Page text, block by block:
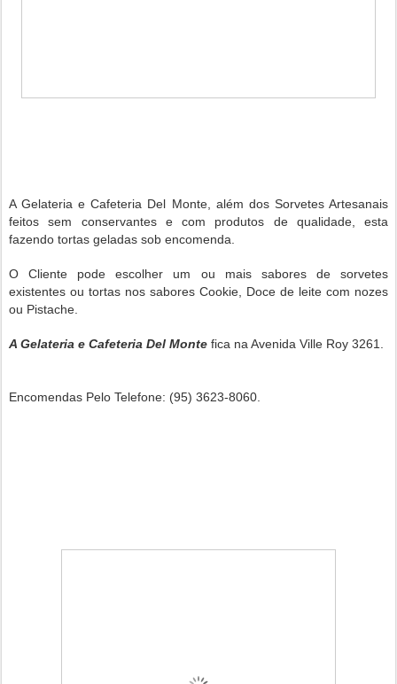
A Gelateria e Cafeteria Del Monte, além dos Sorvetes Artesanais
feitos sem conservantes e com produtos de qualidade, esta
fazendo tortas geladas sob encomenda.
O Cliente pode escolher um ou mais sabores de sorvetes
existentes ou tortas nos sabores Cookie, Doce de leite com nozes
ou Pistache.
A Gelateria e Cafeteria Del Monte fica na Avenida Ville Roy 3261.
Encomendas Pelo Telefone: (95) 3623-8060.